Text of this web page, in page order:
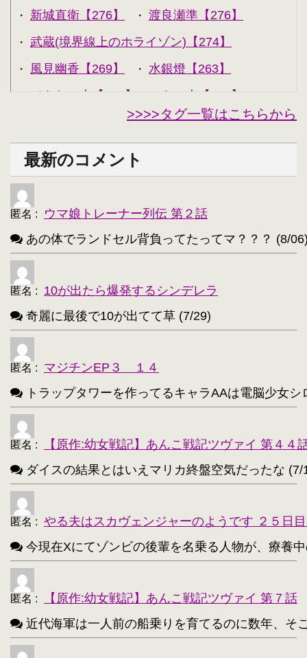
・ 新城直衛【276】 ・ 渡良瀬準【276】
・ 武蔵(境界線上のホライゾン)【274】
・ 風見幽香【269】 ・ 水銀燈【263】
できない夫【262】 キル夫【260】
セシリア・オルコット【240】
西住みほ【237】
・ ミーナ・ディートリンデ・ヴィルケ【223】
・ ニャル子【218】
・ ユウキ(SAO)【214】 ・ 古明地こいし【210】
・ アクア(このすば)【208】 キョン【205】
・ レミリア・スカーレット(東方project)【203】
・ アイリスフィール・フォン・アインツベルン【
・ 高町なのは【202】 ・
・ 響(艦これ)【197】 ・ 夜神月【196】
・ アティ(サモンナイト)【194】
・ 西住まほ【189】
・ サーニャ・V・リトヴャク【188】
・
・ 不知火(艦これ)【186】
・ めぐみん(このすば)【172】
・
・ 鹿目まどか【168】
>>>>タグ一覧はこちらから
最新のコメント
匿名 :
ウマ娘トレーナー列伝 第２話
あの体でランドセル背負ってたってマ？？？ (8/
匿名 :
10が出たら爆発するシンデレラ
奇麗に最後で10が出てて草 (7/29)
匿名 :
マジチンEP３ １４
トラップタワーを作ってるキャラAAは電脳少女シ
匿名 :
【原作:幼女戦記】あんこ戦記ツヴァイ 第４４
ダイスの結果とはいえマリカ終盤空気だったな (7/
匿名 : やる夫はスカヴェンジャーのようです ２５日
今現在Xにてゾンビの後輩を名乗る人物が、療養
匿名 :
【原作:幼女戦記】あんこ戦記ツヴァイ 第７話
近代海軍は一人前の船乗りを育てるのに数年、そ